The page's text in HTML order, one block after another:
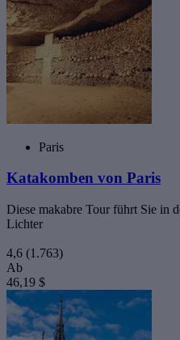
Paris
Katakomben von Paris
Diese makabre Tour führt Sie in
Lichter
4,6 (1.763)
Ab
46,19 $